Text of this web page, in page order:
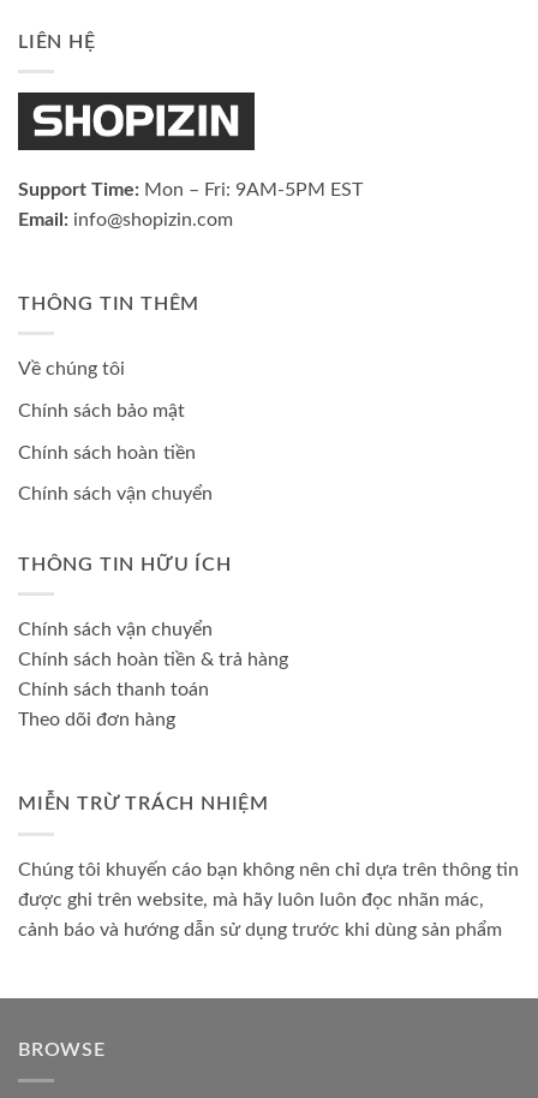
LIÊN HỆ
Support Time: Mon – Fri: 9AM-5PM EST
Email: info@shopizin.com
THÔNG TIN THÊM
Về chúng tôi
Chính sách bảo mật
Chính sách hoàn tiền
Chính sách vận chuyển
THÔNG TIN HỮU ÍCH
Chính sách vận chuyển
Chính sách hoàn tiền & trả hàng
Chính sách thanh toán
Theo dõi đơn hàng
MIỄN TRỪ TRÁCH NHIỆM
Chúng tôi khuyến cáo bạn không nên chỉ dựa trên thông tin
được ghi trên website, mà hãy luôn luôn đọc nhãn mác,
cảnh báo và hướng dẫn sử dụng trước khi dùng sản phẩm
BROWSE